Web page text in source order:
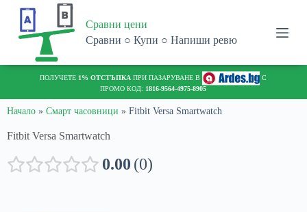
o
n
e
t
Сравни цени
Сравни ○ Купи ○ Напиши ревю
ПОЛУЧЕТЕ 1% ОТСТЪПКА ПРИ ПАЗАРУВАНЕ В
С
ПРОМО КОД: 1816-9564-4975-8905
Начало » Смарт часовници » Fitbit Versa Smartwatch
Fitbit Versa Smartwatch
0.00 0